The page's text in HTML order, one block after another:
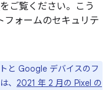
をご覧ください。こう
フォームのセキュリテ
と Google デバイスのフ
、 2021 年 2 月の Pixel の